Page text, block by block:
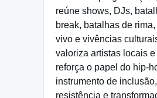
reúne shows, DJs,
break, batalhas de
vivo e vivências
valoriza artistas locais
reforça o papel do hip-
instrumento de
resistência e